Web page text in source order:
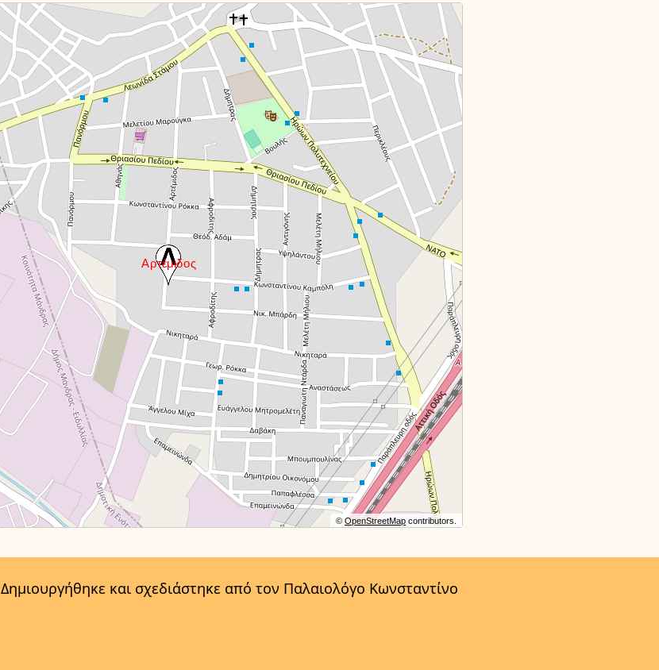
©OpenStreetMap contributors.
Δημιουργήθηκε και σχεδιάστηκε από τον Παλαιολόγο Κωνσταντίνο